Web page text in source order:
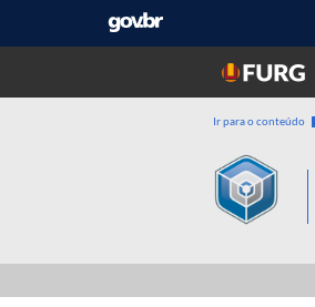
Ir para o conteúdo